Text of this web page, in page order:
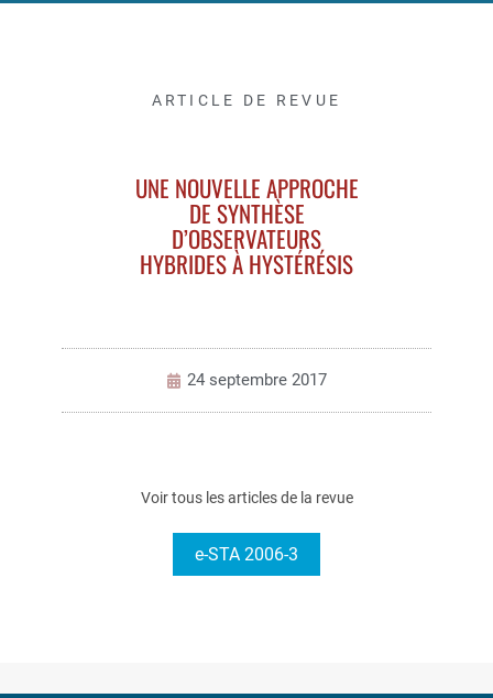
ARTICLE DE REVUE
UNE NOUVELLE APPROCHE
DE SYNTHÈSE
D’OBSERVATEURS
HYBRIDES À HYSTÉRÉSIS
24 septembre 2017
Voir tous les articles de la revue
e-STA 2006-3